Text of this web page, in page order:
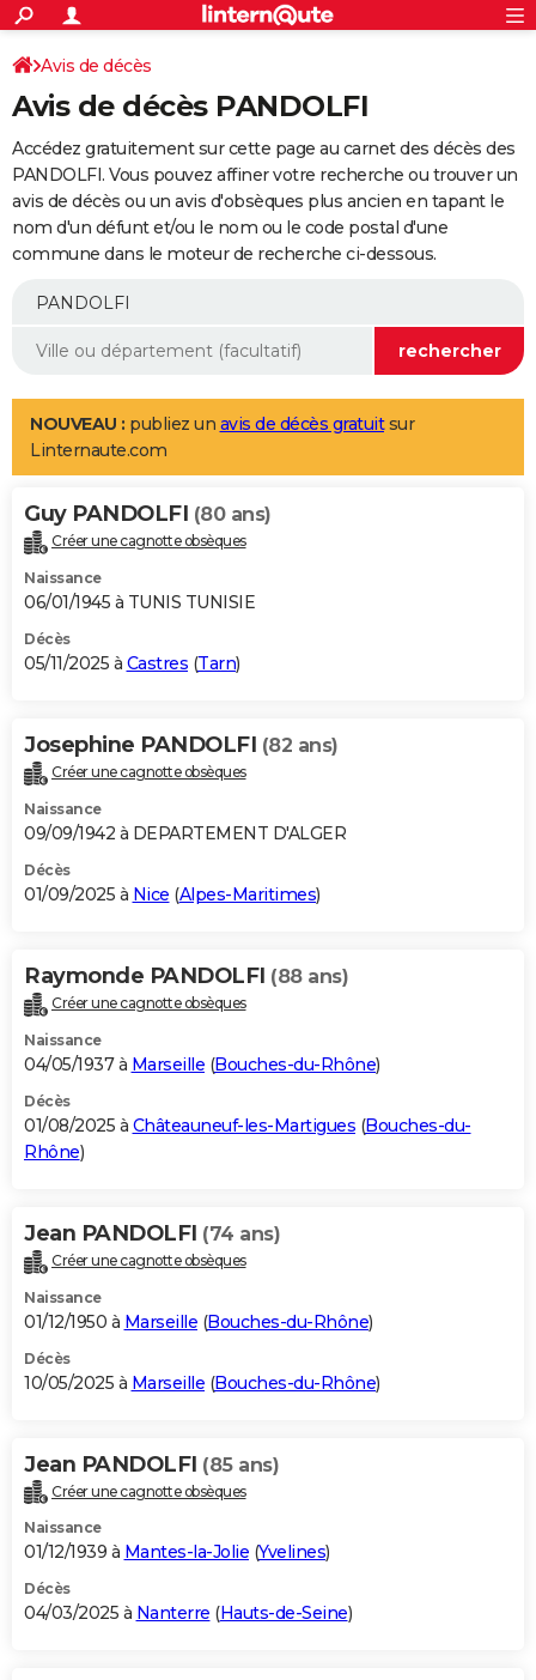
ACTUALITÉS
Politique
Société
Faits Divers
Education
Monde
Villes
+
SPORT
Coupe du monde 2026
Football
Tennis
Cyclisme
Rugby
Forum
Programme TV
TNT
Streaming
Cinéma
Sorties cinéma
Musique
+
FINANCE
Retraite
Epargne
Immobilier
Risques naturels par ville
Banque
Assurance
AUTO
Essais
Réserver un essai
Citadines
Berlines
SUV
Forum auto
+
Mobiles
Meilleur smartphone
Internet
Ordinateurs
Jeux vidéo
Guide high-tech
Aménagement intérieur
LIFESTYLE
Art de vivre
Bien-être
Loisirs
Mode
Modes de vie
Alimentation
Guide de la santé
Maladies
Médicaments
Sommeil
VOYAGE
Destinations
City break
Voyage nature
Voyage de noces
Forum
Climat
+PHOTO
GUIDES D'ACHAT
BONS PLANS
Carte de Noël
Carte Bonne année
Carte Saint-Valentin
Carte Pâques
Carte d'anniversaire
DICTIONNAIRE
Dictionnaire
Biographies
Citations
Expressions
Proverbes
PROGRAMME TV
S'inscrire
Se connecter
Lycées
Collèges
Primaires
Universités
Entreprises
Service militaire
Avis de recherche
AVIS DE DÉCÈS
Bricolage
Lifestyle
Culture
Sport
Auto
Television
Voyage
Cinema
Avis de décès
Avis de décès PANDOLFI
Accédez gratuitement sur cette page au carnet des décès des
PANDOLFI. Vous pouvez affiner votre recherche ou trouver un
avis de décès ou un avis d'obsèques plus ancien en tapant le
nom d'un défunt et/ou le nom ou le code postal d'une
commune dans le moteur de recherche ci-dessous.
NOUVEAU : publiez un avis de décès gratuitsur
Linternaute.com
Guy PANDOLFI (80 ans)
Créer une cagnotte obsèques
Naissance
06/01/1945 à TUNIS TUNISIE
Décès
05/11/2025 à Castres (Tarn)
Josephine PANDOLFI (82 ans)
Créer une cagnotte obsèques
Naissance
09/09/1942 à DEPARTEMENT D'ALGER
Décès
01/09/2025 à Nice (Alpes-Maritimes)
Raymonde PANDOLFI (88 ans)
Créer une cagnotte obsèques
Naissance
04/05/1937 à Marseille (Bouches-du-Rhône)
Décès
01/08/2025 à Châteauneuf-les-Martigues (Bouches-du-
Rhône)
Jean PANDOLFI (74 ans)
Créer une cagnotte obsèques
Naissance
01/12/1950 à Marseille (Bouches-du-Rhône)
Décès
10/05/2025 à Marseille (Bouches-du-Rhône)
Jean PANDOLFI (85 ans)
Créer une cagnotte obsèques
Naissance
01/12/1939 à Mantes-la-Jolie (Yvelines)
Décès
04/03/2025 à Nanterre (Hauts-de-Seine)